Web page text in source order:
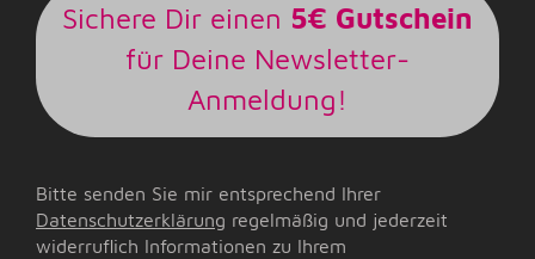
Sichere Dir einen 5€ Gutschein
für Deine Newsletter-
Anmeldung!
Bitte senden Sie mir entsprechend Ihrer
Datenschutzerklärung regelmäßig und jederzeit
widerruflich Informationen zu Ihrem